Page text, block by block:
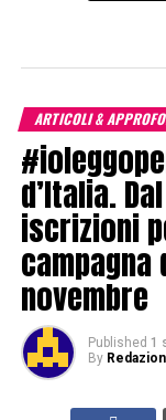
ARTICOLI &
d’Italia.
iscrizioni
campagna
novembre
Published 1
By